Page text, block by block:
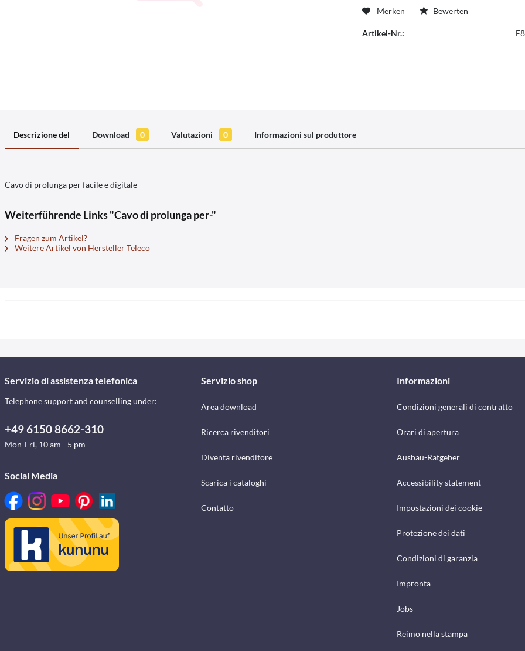
Merken Bewerten
Artikel-Nr.:
Descrizione del Download 0 Valutazioni 0 Informazioni sul produttore
Cavo di prolunga per facile e digitale
Weiterführende Links "Cavo di prolunga per-"
Fragen zum Artikel?
Weitere Artikel von Hersteller Teleco
Servizio di assistenza telefonica
Telephone support and counselling under:
+49 6150 8662-310
Mon-Fri, 10 am - 5 pm
Social Media
Servizio shop
Area download
Ricerca rivenditori
Diventa rivenditore
Scarica i cataloghi
Contatto
Informazioni
Condizioni generali di contratto
Orari di apertura
Ausbau-Ratgeber
Accessibility statement
Impostazioni dei cookie
Protezione dei dati
Condizioni di garanzia
Impronta
Jobs
Reimo nella stampa